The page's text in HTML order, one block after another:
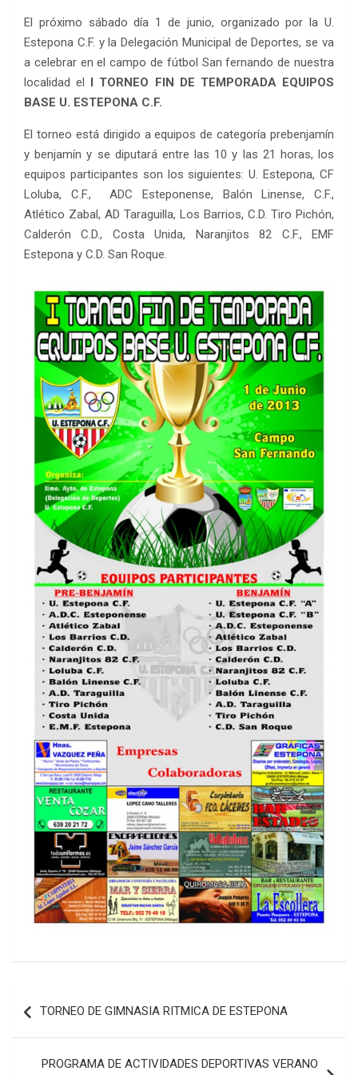
El próximo sábado día 1 de junio, organizado por la U.
Estepona C.F. y la Delegación Municipal de Deportes, se va
a celebrar en el campo de fútbol San fernando de nuestra
localidad el I TORNEO FIN DE TEMPORADA EQUIPOS
BASE U. ESTEPONA C.F.
El torneo está dirigido a equipos de categoría prebenjamín
y benjamín y se diputará entre las 10 y las 21 horas, los
equipos participantes son los siguientes: U. Estepona, CF
Loluba, C.F., ADC Esteponense, Balón Linense, C.F.,
Atlético Zabal, AD Taraguilla, Los Barrios, C.D. Tiro Pichón,
Calderón C.D., Costa Unida, Naranjitos 82 C.F., EMF
Estepona y C.D. San Roque.
de
TORNEO DE GIMNASIA RITMICA DE ESTEPONA
PROGRAMA DE ACTIVIDADES DEPORTIVAS VERANO